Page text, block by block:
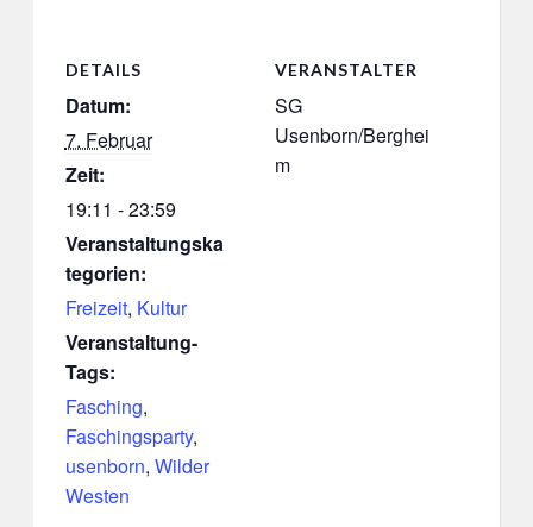
DETAILS
Datum:
7. Februar
Zeit:
19:11 - 23:59
Veranstaltungska
tegorien:
Freizeit, Kultur
Veranstaltung-
Tags:
Fasching,
Faschingsparty,
usenborn, Wilder
Westen
VERANSTALTER
SG
Usenborn/Berghei
m